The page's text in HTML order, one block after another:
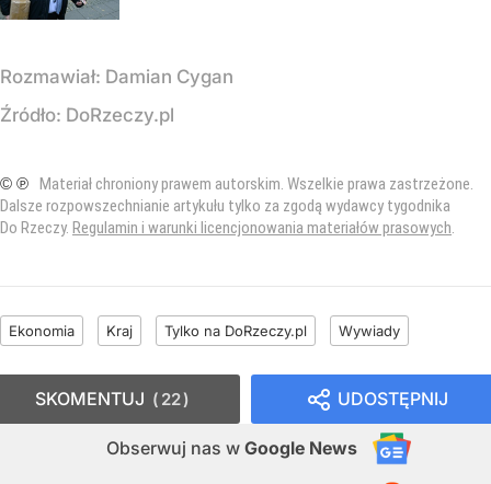
Rozmawiał: Damian Cygan
Źródło: DoRzeczy.pl
© ℗ Materiał chroniony prawem autorskim. Wszelkie prawa zastrzeżone.
Dalsze rozpowszechnianie artykułu tylko za zgodą wydawcy tygodnika
Do Rzeczy. Regulamin i warunki licencjonowania materiałów prasowych
Ekonomia Kraj Tylko na DoRzeczy.pl Wywiady
UDOSTĘPNIJ
Obserwuj nas w Google News
SKOMENTUJ 22